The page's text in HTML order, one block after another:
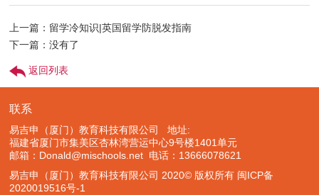
上一篇：留学冷知识|英国留学防脱发指南
下一篇：没有了
返回列表
联系
易吉申（厦门）教育科技有限公司 地址:
福建省厦门市集美区杏林湾营运中心9号楼1401单元
邮箱：Donald@mischools.net 电话：13666078621
易吉申（厦门）教育科技有限公司 2020© 版权所有 闽ICP备
2020019516号-1